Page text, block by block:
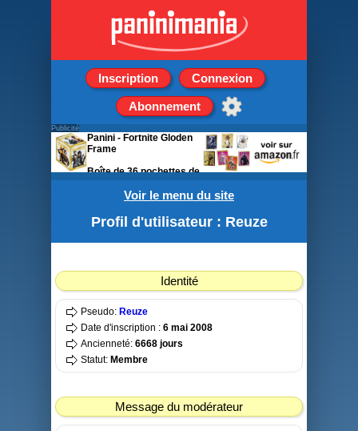
Inscription Connexion
Abonnement
Voir le menu du site
Profil d'utilisateur : Reuze
Identité
Pseudo: Reuze
Date d'inscription : 6 mai 2008
Ancienneté: 6668 jours
Statut: Membre
Message du modérateur
Publicité
Panini - Fortnite Gloden
Frame
Boîte de 36 pochettes de
5 stickers